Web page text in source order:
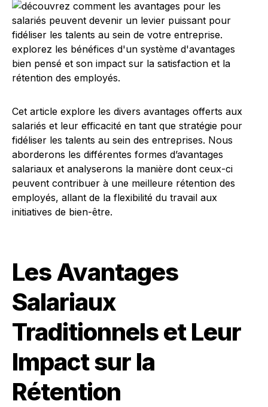
Cet article explore les divers avantages offerts aux
salariés et leur efficacité en tant que stratégie pour
fidéliser les talents au sein des entreprises. Nous
aborderons les différentes formes d’avantages
salariaux et analyserons la manière dont ceux-ci
peuvent contribuer à une meilleure rétention des
employés, allant de la flexibilité du travail aux
initiatives de bien-être.
Les Avantages
Salariaux
Traditionnels et Leur
Impact sur la
Rétention